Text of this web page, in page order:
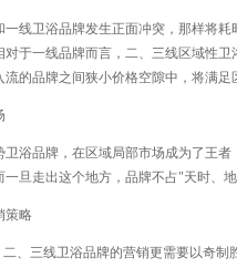
卫浴品牌发生正面冲突，那样将耗
于一线品牌而言，二、三线区域性
的品牌之间狭小价格空隙中，将满
品牌，在区域局部市场成为了王者
旦走出这个地方，品牌不占"天时、
策略
三线卫浴品牌的营销更需要以奇制